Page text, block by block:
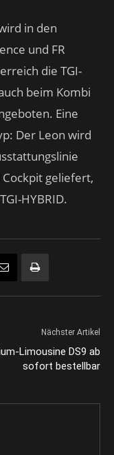
in den
und FR
die TGI-
beim Kombi
Eine
Der Leon wird
geliefert,
HYBRID.
Nächster Artikel
Limousine DS9 ab
sofort bestellbar